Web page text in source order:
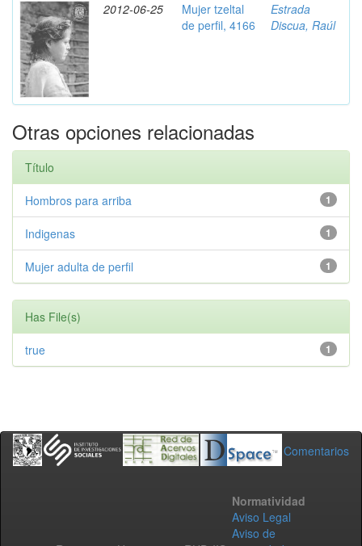
2012-06-25
Mujer tzeltal
de perfil, 4166
Estrada
Discua, Raúl
Otras opciones relacionadas
Título
1
Hombros para arriba
1
Indigenas
1
Mujer adulta de perfil
Has File(s)
1
true
Comentarios
Normatividad
Aviso Legal
Aviso de